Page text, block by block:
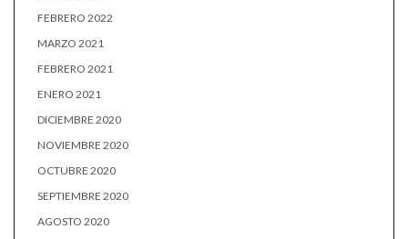
FEBRERO 2022
MARZO 2021
FEBRERO 2021
ENERO 2021
DICIEMBRE 2020
NOVIEMBRE 2020
OCTUBRE 2020
SEPTIEMBRE 2020
AGOSTO 2020